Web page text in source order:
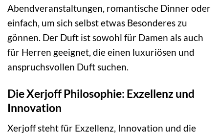
Abendveranstaltungen, romantische Dinner oder
einfach, um sich selbst etwas Besonderes zu
gönnen. Der Duft ist sowohl für Damen als auch
für Herren geeignet, die einen luxuriösen und
anspruchsvollen Duft suchen.
Die Xerjoff Philosophie: Exzellenz und
Innovation
Xerjoff steht für Exzellenz, Innovation und die